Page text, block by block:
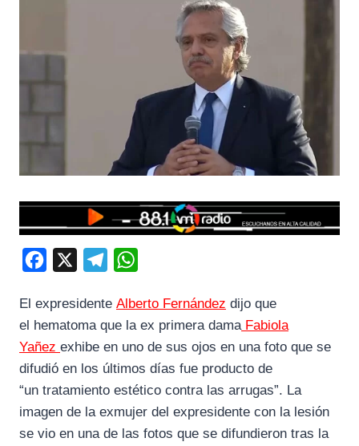
c
e
b
k
l
e
g
m
a
t
s
p
El expresidente Alberto Fernández dijo que
el hematoma que la ex primera dama Fabiola
Yañez exhibe en uno de sus ojos en una foto que se
difudió en los últimos días fue producto de
“un tratamiento estético contra las arrugas”. La
imagen de la exmujer del expresidente con la lesión
se vio en una de las fotos que se difundieron tras la